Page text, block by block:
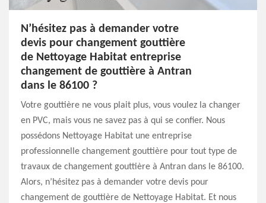
N’hésitez pas à demander votre
devis pour changement gouttière
de Nettoyage Habitat entreprise
changement de gouttière à Antran
dans le 86100 ?
Votre gouttière ne vous plait plus, vous voulez la changer
en PVC, mais vous ne savez pas à qui se confier. Nous
possédons Nettoyage Habitat une entreprise
professionnelle changement gouttière pour tout type de
travaux de changement gouttière à Antran dans le 86100.
Alors, n’hésitez pas à demander votre devis pour
changement de gouttière de Nettoyage Habitat. Et nous